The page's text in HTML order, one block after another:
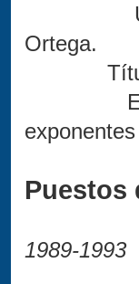
Ortega.
Título
Puestos
1989-1993